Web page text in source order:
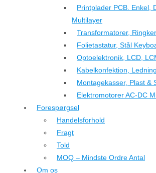
Printplader PCB. Enkel,
Multilayer
Transformatorer,
Folietastatur, Stål
Optoelektronik, LCD,
Kabelkonfektion,
Montagekasser, Plast &
Elektromotorer AC-DC
Forespørgsel
Handelsforhold
Fragt
Told
MOQ – Mindste Ordre Antal
Om os